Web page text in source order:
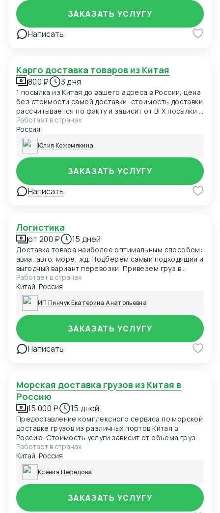
Написать
ЗАКАЗАТЬ УСЛУГУ
Карго доставка товаров из Китая
800 ₽ 3 дня
1 посылка из Китая до вашего адреса в России, цена
без стоимости самой доставки, стоимость доставки
рассчитывается по факту и зависит от ВГХ посылки и
расстояния.
Работает в странах
Россия
Юлия Кожемякина
Написать
ЗАКАЗАТЬ УСЛУГУ
Логистика
от 200 ₽ 15 дней
Доставка товара наиболее оптимальным способом:
авиа, авто, море, жд. Подберем самый подходящий и
выгодный вариант перевозки. Привезем груз в
обозначенные сроки
Работает в странах
Китай, Россия
ИП Пинчук Екатерина Анатольевна
Написать
ЗАКАЗАТЬ УСЛУГУ
Морская доставка грузов из Китая в
Россию
15 000 ₽ 15 дней
Предоставление комплексного сервиса по морской
доставке грузов из различных портов Китая в
Россию. Стоимость услуги зависит от объема груза,
веса, типа контейнера и выбранного порта
назначения.
Работает в странах
Китай, Россия
Ксения Нефедова
ЗАКАЗАТЬ УСЛУГУ